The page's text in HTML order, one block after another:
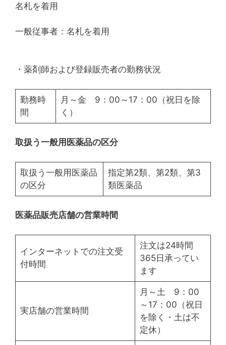
名札を着用
一般従事者：名札を着用
・薬剤師および登録販売者の勤務状況
勤務時
間
月～金 9：00～17：00（祝日を除
く）
取扱う一般用医薬品の区分
取扱う一般用医薬品
の区分
指定第2類、第2類、第3
類医薬品
医薬品販売店舗の営業時間
インターネットでの注文受
付時間
注文は24時間
365日承ってい
ます
実店舗の営業時間
月～土 9：00
～17：00（祝日
を除く・土は不
定休）